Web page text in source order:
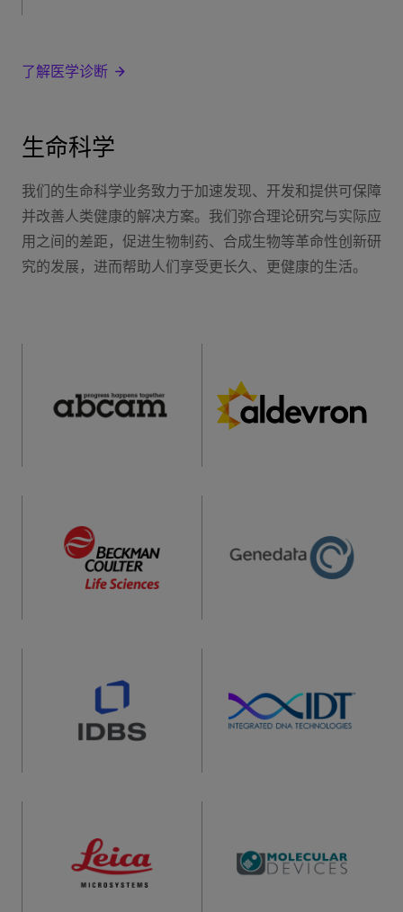
了解医学诊断
生命科学
我们的生命科学业务致力于加速发现、开发和提供可保障
并改善人类健康的解决方案。我们弥合理论研究与实际应
用之间的差距，促进生物制药、合成生物等革命性创新研
究的发展，进而帮助人们享受更长久、更健康的生活。